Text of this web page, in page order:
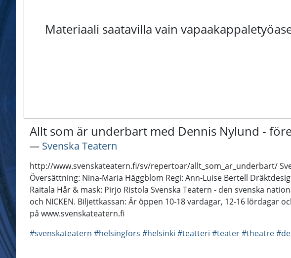
Materiaali saatavilla vain
Allt som är underbart med Dennis Nylund -
― Svenska Teatern
http://www.svenskateatern.fi/sv/repertoar/allt_som_ar_underbart/
Översättning: Nina-Maria Häggblom Regi: Ann-Luise Bertell
Raitala Hår & mask: Pirjo Ristola Svenska Teatern - den svenska
och NICKEN. Biljettkassan: Är öppen 10-18 vardagar, 12-16 lördagar
på www.svenskateatern.fi
#svenskateatern #helsingfors #helsinki #teatteri #teater#theatre